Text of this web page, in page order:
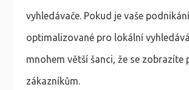
vyhledávače. Pokud je vaše podnikání
optimalizované pro lokální
mnohem větší šanci, že se zobrazíte
zákazníkům.